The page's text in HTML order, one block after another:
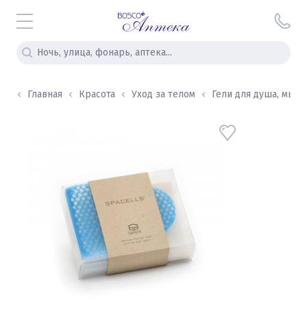
Главная Красота Уход за телом Гели для душа,